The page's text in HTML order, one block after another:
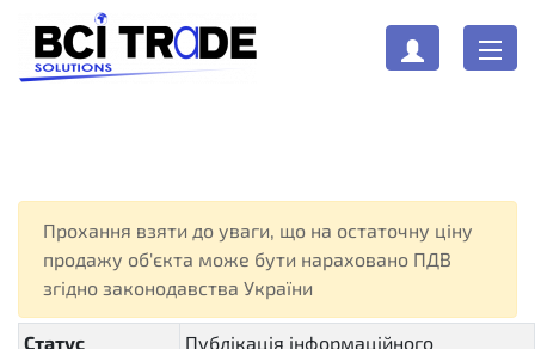
Прохання взяти до уваги, що на остаточну ціну
продажу об'єкта може бути нараховано ПДВ
згідно законодавства України
Статус
Публікація інформаційного